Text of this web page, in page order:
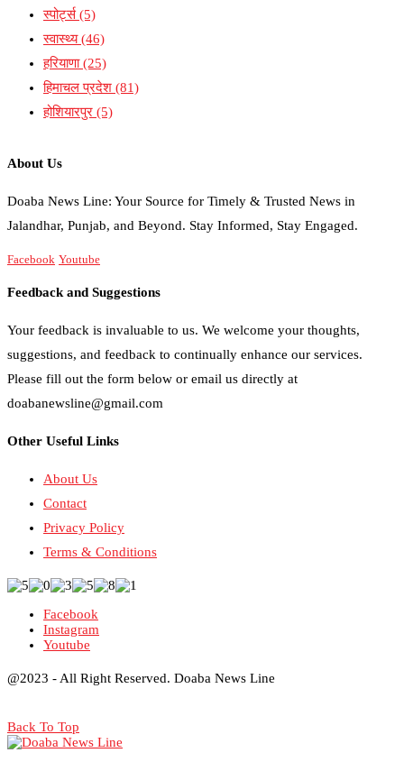
स्पोर्ट्स(5)
स्वास्थ्य(46)
हरियाणा(25)
हिमाचल प्रदेश (81)
होशियारपुर (5)
About Us
Doaba News Line: Your Source for Timely & Trusted News in
Jalandhar, Punjab, and Beyond. Stay Informed, Stay Engaged.
Facebook Youtube
Feedback and Suggestions
Your feedback is invaluable to us. We welcome your thoughts,
suggestions, and feedback to continually enhance our services.
Please fill out the form below or email us directly at
doabanewsline@gmail.com
Other Useful Links
About Us
Contact
Privacy Policy
Terms & Conditions
Facebook
Instagram
Youtube
@2023 - All Right Reserved. Doaba News Line
Back To Top